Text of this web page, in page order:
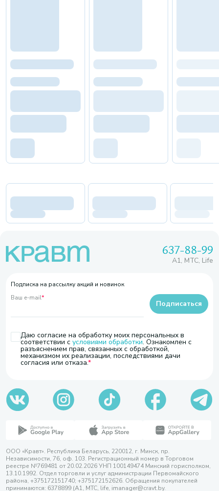
637-88-99
A1, МТС, Life
Подписка на рассылку акций и новинок
Ваш e-mail*
Даю согласие на обработку моих персональных в
соответствии с условиями обработки. Ознакомлен с
разъяснением прав, связанных с обработкой,
механизмом их реализации, последствиями дачи
согласия или отказа.
Подписаться
ООО «Кравт». Республика Беларусь, 220012, г. Минск, пр.
Независимости, 76, оф. 103. Регистрационный номер в Торговом
реестре №769481 от 20.02.2026 УНП 100149474 Минский горисполком,
13.10.1992. Отдел торговли и услуг администрации Первомайского
района, +375172151740; +375172152626. Обращения покупателей
принимаются: 6378899 (А1, МТС, life, imanager@cravt.by.